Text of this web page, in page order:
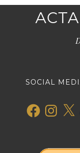
SOCIAL
FacebookInstagram
X